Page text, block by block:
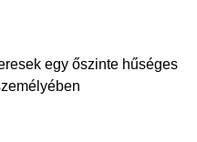
egy őszinte hűséges